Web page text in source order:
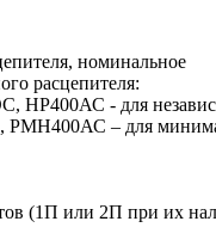
номинальное
расцепителя:
- для
– для
(1П или 2П при их